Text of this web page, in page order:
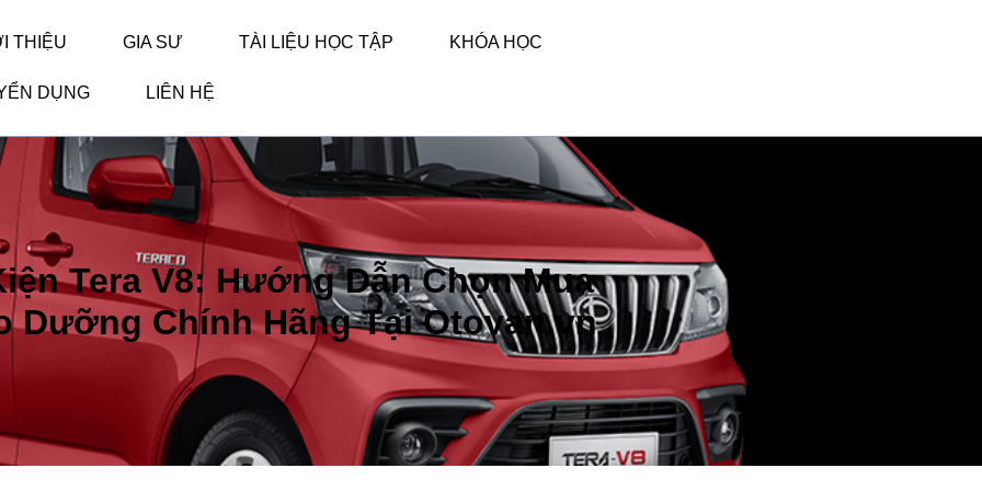
THIỆU GIA SƯ TÀI LIỆU HỌC TẬP KHÓA HỌC
DỤNG LIÊN HỆ
Tera V8: Hướng Dẫn Chọn Mua
Dưỡng Chính Hãng Tại Otovan.vn